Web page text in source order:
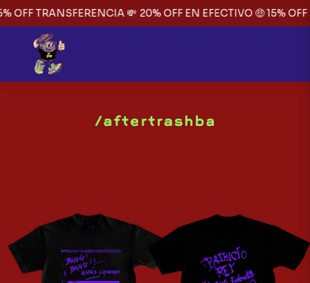
OFF TRANSFERENCIA 💸 20% OFF EN EFECTIVO 🤑 15% OFF